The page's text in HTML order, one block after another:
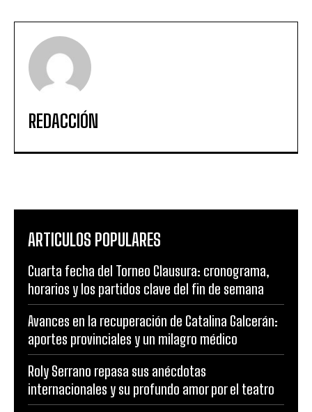
REDACCIÓN
ARTICULOS POPULARES
Cuarta fecha del Torneo Clausura: cronograma,
horarios y los partidos clave del fin de semana
Avances en la recuperación de Catalina Galcerán:
aportes provinciales y un milagro médico
Roly Serrano repasa sus anécdotas
internacionales y su profundo amor por el teatro